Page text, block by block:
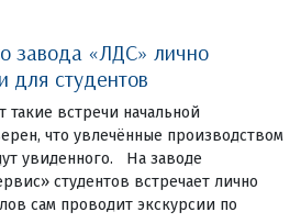
завода «ЛДС» лично
для студентов
такие встречи начальной
что увлечённые производством
увиденного. На заводе
студентов встречает лично
сам проводит экскурсии по